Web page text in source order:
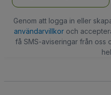
Genom att logga in eller
användarvillkoroch
få SMS-aviseringar från oss